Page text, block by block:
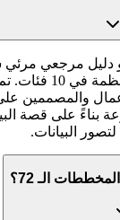
أنواع تصور
والمصممين على
بناءً على قصة
البيانات.
الـ 72؟